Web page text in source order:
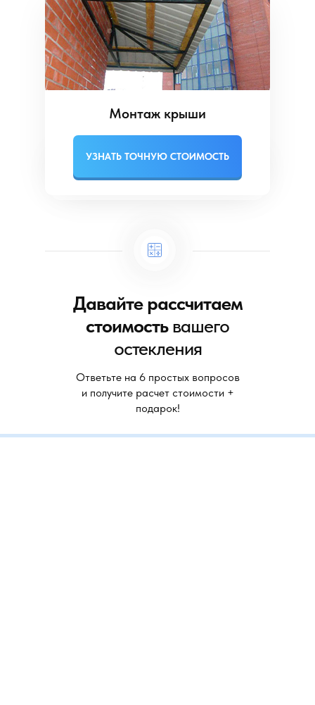
Монтаж крыши
УЗНАТЬ ТОЧНУЮ СТОИМОСТЬ
Ответьте на 6 простых вопросов
и получите расчет стоимости +
подарок!
Давайте рассчитаем
стоимостьвашего
остекления